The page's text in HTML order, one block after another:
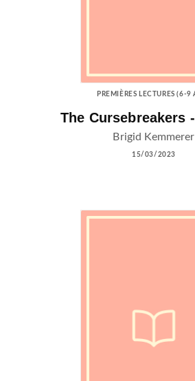
PREMIÈRES LECTURES (6-9
The Cursebreakers
Brigid Kemmerer
15/03/2023